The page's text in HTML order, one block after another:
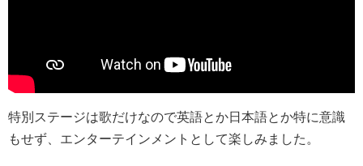
特別ステージは歌だけなので英語とか日本語とか特に意識
もせず、エンターテインメントとして楽しみました。